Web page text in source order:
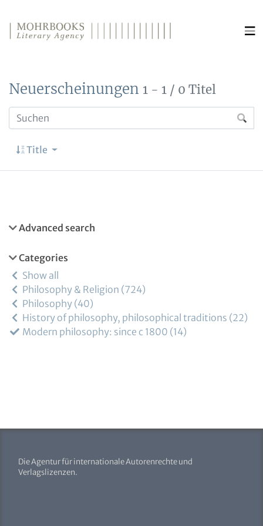
Neuerscheinungen 1 - 1 / 0 Titel
Title
Advanced search
Categories
Show all
Philosophy & Religion 724
Philosophy 40
History of philosophy, philosophical traditions 22
Modern philosophy: since c 1800 14
Die Agentur für internationale Autorenrechte und
Verlagslizenzen.